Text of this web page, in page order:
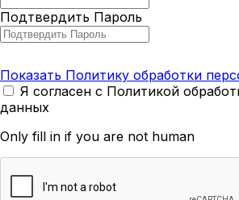
Подтвердить Пароль
Показать Политику обработки
Я согласен с Политикой
данных
Only fill in if you are not human